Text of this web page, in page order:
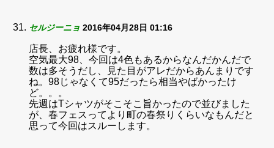
セルジーニョ 2016年04月28日 01:16
店長、お疲れ様です。
空気最大98、今回は4色もあるからなんだかんだで
数は多そうだし、見た目がアレだからあんまりです
ね。98じゃなくて95だったら相当やばかったけ
ど。。。
先週はTシャツがそこそこ旨かったので並びました
が、春フェスってより町の春祭りくらいなもんだと
思って今回はスルーします。